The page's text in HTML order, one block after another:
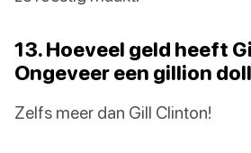
13. Hoeveel geld heeft
Ongeveer een gillion
Zelfs meer dan Gill Clinton!